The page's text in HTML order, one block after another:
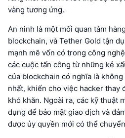
vàng tương ứng.
An ninh là một mối quan tâm
blockchain, và Tether Gold tận
mạnh mẽ vốn có trong công
các cuộc tấn công từ những kẻ
của blockchain có nghĩa là
nhất, khiến cho việc hacker thay
khó khăn. Ngoài ra, các kỹ thuật
dụng để bảo mật giao dịch và
được ủy quyền mới có thể